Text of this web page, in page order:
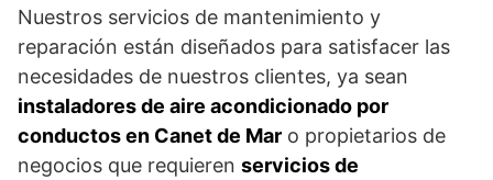
Nuestros servicios de mantenimiento y
reparación están diseñados para satisfacer las
necesidades de nuestros clientes, ya sean
instaladores de aire acondicionado por
conductos en Canet de Mar o propietarios de
negocios que requieren servicios de